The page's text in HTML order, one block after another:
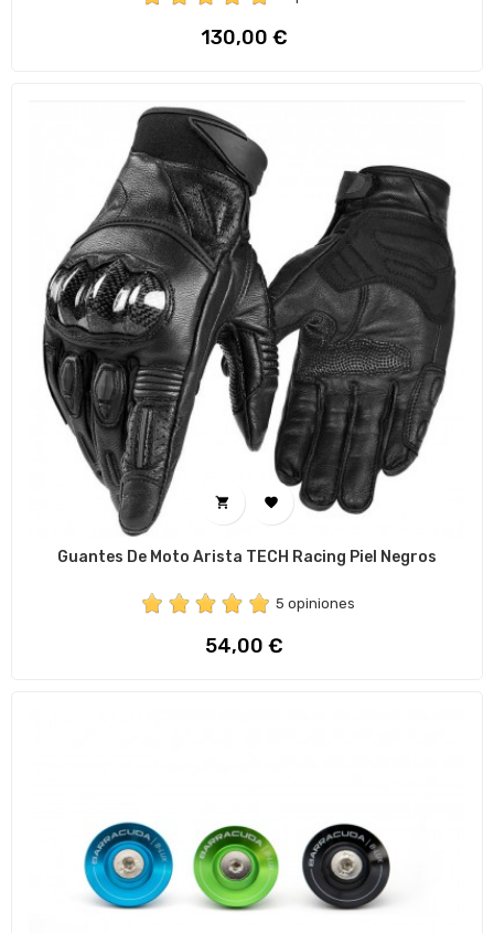
Precio
130,00 €
 
Guantes De Moto Arista TECH Racing Piel Negros
5 opiniones
Precio
54,00 €